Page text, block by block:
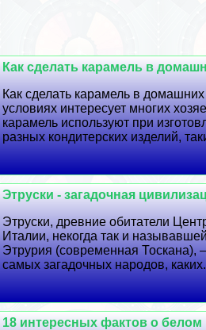
Как сделать карамель в
Как сделать карамель в домашних
условиях интересует многих
карамель используют при
разных кондитерских изделий,
Этруски - загадочная
Этруски, древние обитатели
Италии, некогда так и
Этрурия (современная Тоскана),
самых загадочных народов,
18 интересных фактов о белом